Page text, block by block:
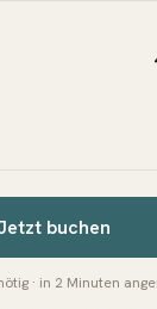
buchen
· in 2 Minuten